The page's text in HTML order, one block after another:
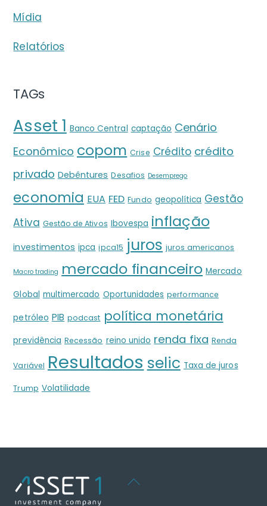
Mídia
Relatórios
TAGs
Asset 1 Banco Central captação Cenário
Econômico copom Crise Crédito crédito
privado Debêntures Desafios Desemprego
economia EUA FED Fundo geopolítica Gestão
Ativa Gestão de Ativos Ibovespa inflação
investimentos ipca ipca15 juros juros americanos
Macro trading mercado financeiro Mercado
Global multimercado Oportunidades performance
petróleo PIB podcast política monetária
previdência Recessão reino unido renda fixa Renda
Variável Resultados selic Taxa de juros
Trump Volatilidade
Back